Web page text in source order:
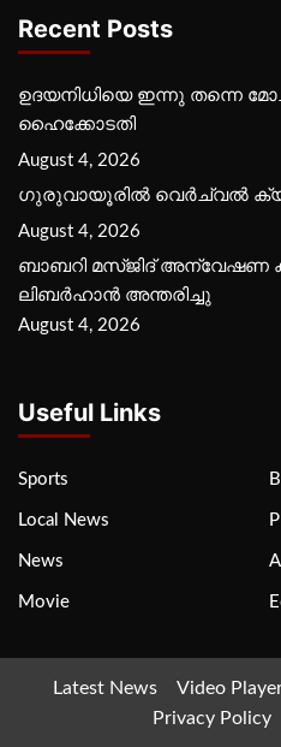
Recent Posts
ഉദയനിധിയെ ഇന്നു തന്നെ
ഹൈക്കോടതി
August 4, 2026
ഗുരുവായൂരില്‍ വെര്‍ച്വല്‍
August 4, 2026
ബാബറി മസ്ജിദ് അന്വേഷണ
ലിബര്‍ഹാന്‍ അന്തരിച്ചു
August 4, 2026
Useful Links
Sports
Local News
News
Movie
Latest News Video
Privacy Policy